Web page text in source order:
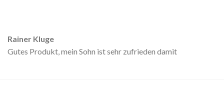
Rainer Kluge
Gutes Produkt, mein Sohn ist sehr zufrieden damit